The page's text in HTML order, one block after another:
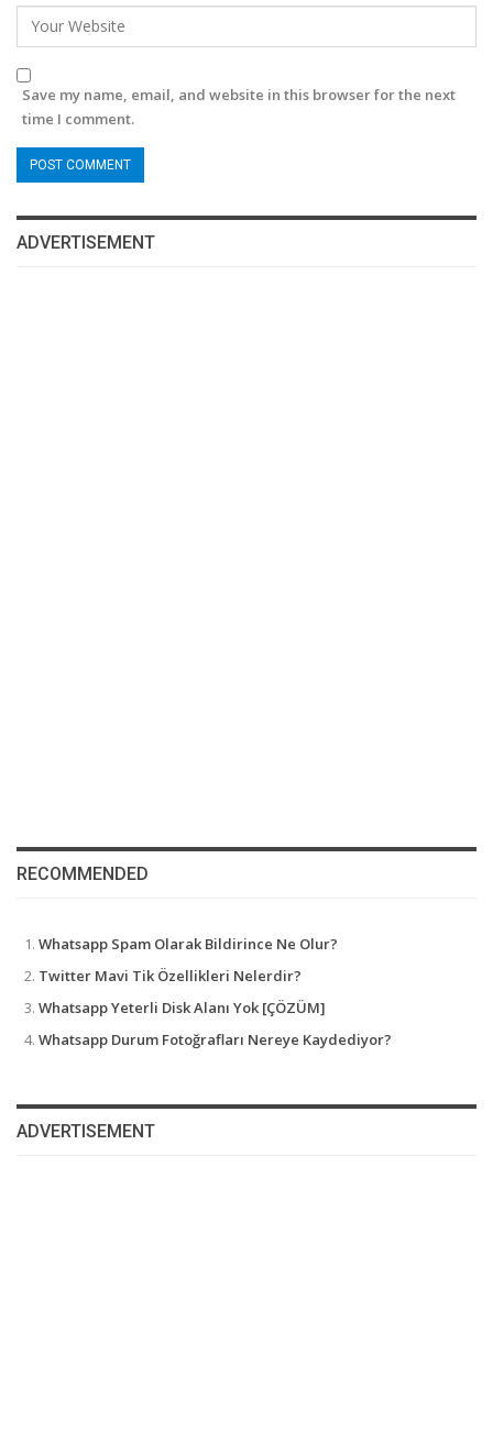
Save my name, email, and website in this browser for the next
time I comment.
ADVERTISEMENT
RECOMMENDED
Whatsapp Spam Olarak Bildirince Ne Olur?
Twitter Mavi Tik Özellikleri Nelerdir?
Whatsapp Yeterli Disk Alanı Yok [ÇÖZÜM]
Whatsapp Durum Fotoğrafları Nereye Kaydediyor?
ADVERTISEMENT